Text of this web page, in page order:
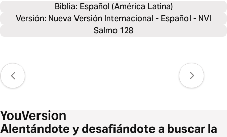
Biblia: Español (América Latina)
Versión: Nueva Versión Internacional - Español - NVI
Salmo 128
Alentándote y desafiándote a buscar la